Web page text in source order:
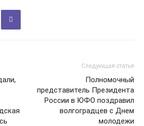
Следующая статья
Полномочный
представитель Президента
России в ЮФО поздравил
волгоградцев с Днем
молодежи